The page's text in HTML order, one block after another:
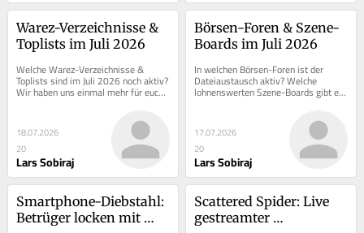
Warez-Verzeichnisse &
Toplists im Juli 2026
Welche Warez-Verzeichnisse &
Toplists sind im Juli 2026 noch aktiv?
Wir haben uns einmal mehr für euch
18.07.2026
20
Lars Sobiraj
Börsen-Foren & Szene-
Boards im Juli 2026
In welchen Börsen-Foren ist der
Dateiaustausch aktiv? Welche
lohnenswerten Szene-Boards gibt es
sonst noch in Deutsch oder Englisch?
17.07.2026
20
Lars Sobiraj
Smartphone-Diebstahl:
Betrüger locken mit
Scattered Spider: Live
gestreamter